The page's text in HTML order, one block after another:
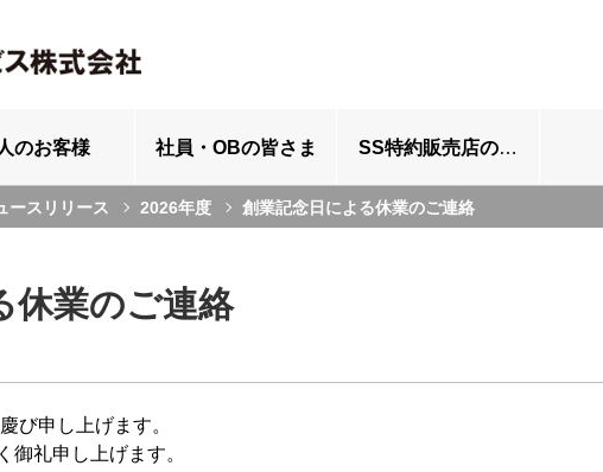
のお客様 社員・OBの皆さま SS特約販売店の皆さま
ースリリース 2026年度 創業記念日による休業のご連絡
休業のご連絡
び申し上げます。
御礼申し上げます。